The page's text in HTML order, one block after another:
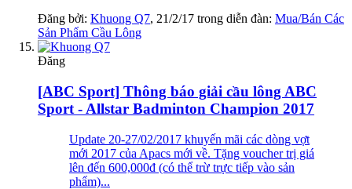
Đăng bởi: Khuong Q7, 21/2/17 trong diễn đàn: Mua/Bán Các
Sản Phẩm Cầu Lông
Đăng
[ABC Sport] Thông báo giải cầu lông ABC
Sport - Allstar Badminton Champion 2017
Update 20-27/02/2017 khuyến mãi các dòng vợt
mới 2017 của Apacs mới về. Tặng voucher trị giá
lên đến 600,000đ (có thể trừ trực tiếp vào sản
phẩm)...